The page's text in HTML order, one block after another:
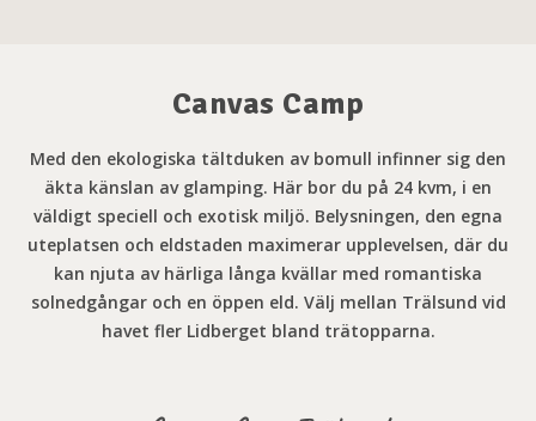
Canvas Camp
Med den ekologiska tältduken av bomull infinner sig den
äkta känslan av glamping. Här bor du på 24 kvm, i en
väldigt speciell och exotisk miljö. Belysningen, den egna
uteplatsen och eldstaden maximerar upplevelsen, där du
kan njuta av härliga långa kvällar med romantiska
solnedgångar och en öppen eld. Välj mellan Trälsund vid
havet fler Lidberget bland trätopparna.